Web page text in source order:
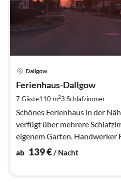
Dallgow
Ferienhaus-Dallgow
7 Gäste110 m23 Schlafzimmer
Schönes Ferienhaus in der
verfügt über mehrere
eigenem Garten. Handwerker
und Weise.
ab 139€/ Nacht